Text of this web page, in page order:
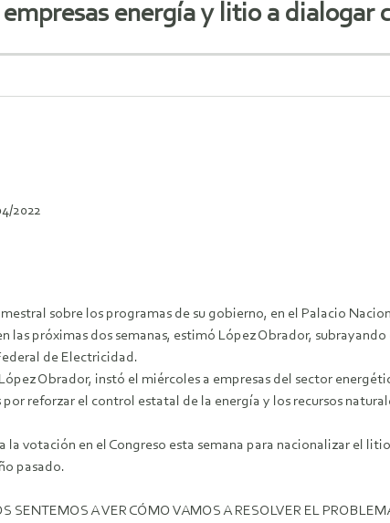
energía y litio a dialogar
2022
sobre los programas de su gobierno, en el Palacio
las próximas dos semanas, estimó López Obrador,
de Electricidad.
Obrador, instó el miércoles a empresas del sector
reforzar el control estatal de la energía y los recursos
votación en el Congreso esta semana para nacionalizar el
pasado.
SENTEMOS A VER CÓMO VAMOS A RESOLVER EL